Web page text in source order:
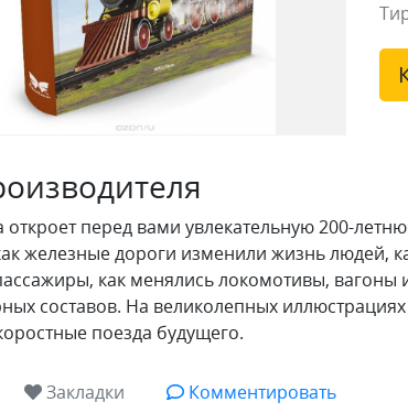
откроет перед вами увлекательную 200-
железные дороги изменили жизнь людей,
как менялись локомотивы, вагоны
составов. На великолепных
поезда будущего.
Закладки Комментировать